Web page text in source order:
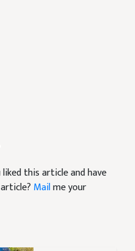
liked this article and have
Mailme your